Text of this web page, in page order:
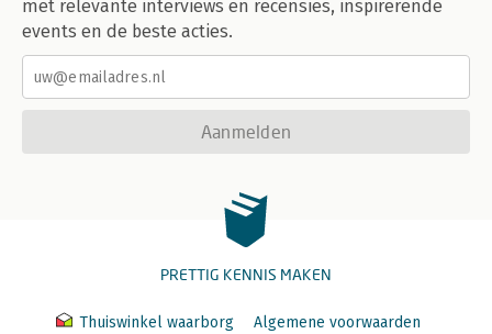
met relevante interviews en recensies, inspirerende
events en de beste acties.
Aanmelden
PRETTIG KENNIS MAKEN
Thuiswinkel waarborg Algemene voorwaarden